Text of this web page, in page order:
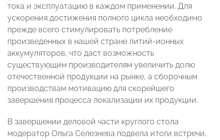
тока и эксплуатацию в каждом применении. Для
ускорения достижения полного цикла необходимо
прежде всего стимулировать потребление
произведенных в нашей стране литий-ионных
аккумуляторов, что даст возможность
существующим производителям увеличить долю
отечественной продукции на рынке, а сборочным
производствам мотивацию для скорейшего
завершения процесса локализации их продукции.
В завершении деловой части круглого стола
модератор Ольга Селезнева подвела итоги встречи,